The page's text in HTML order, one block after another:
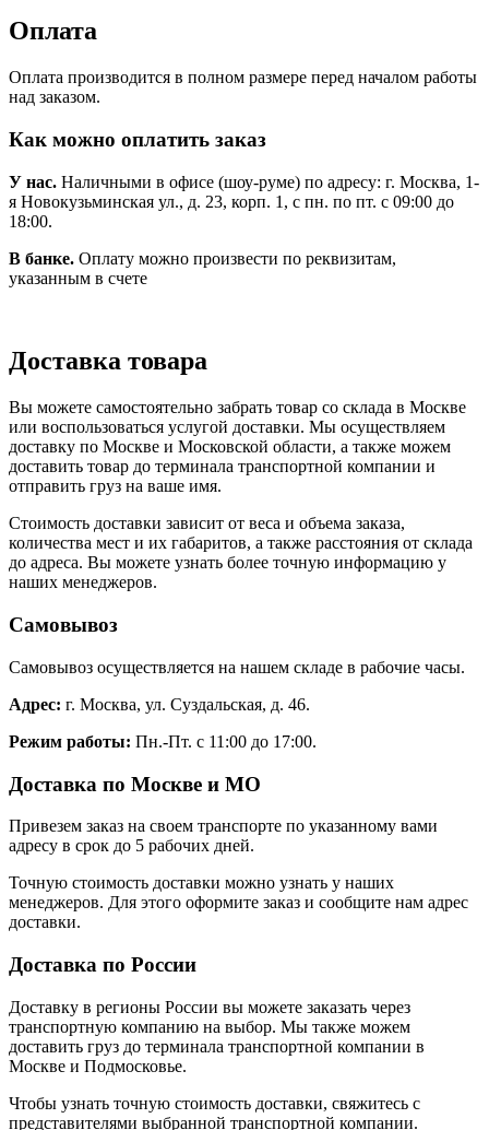
Оплата
Оплата производится в полном размере перед началом работы
над заказом.
Как можно оплатить заказ
У нас. Наличными в офисе (шоу-руме) по адресу: г. Москва, 1-
я Новокузьминская ул., д. 23, корп. 1, с пн. по пт. с 09:00 до
18:00.
В банке. Оплату можно произвести по реквизитам,
указанным в счете
Доставка товара
Вы можете самостоятельно забрать товар со склада в Москве
или воспользоваться услугой доставки. Мы осуществляем
доставку по Москве и Московской области, а также можем
доставить товар до терминала транспортной компании и
отправить груз на ваше имя.
Стоимость доставки зависит от веса и объема заказа,
количества мест и их габаритов, а также расстояния от склада
до адреса. Вы можете узнать более точную информацию у
наших менеджеров.
Самовывоз
Самовывоз осуществляется на нашем складе в рабочие часы.
Адрес: г. Москва, ул. Суздальская, д. 46.
Режим работы: Пн.-Пт. с 11:00 до 17:00.
Доставка по Москве и МО
Привезем заказ на своем транспорте по указанному вами
адресу в срок до 5 рабочих дней.
Точную стоимость доставки можно узнать у наших
менеджеров. Для этого оформите заказ и сообщите нам адрес
доставки.
Доставка по России
Доставку в регионы России вы можете заказать через
транспортную компанию на выбор. Мы также можем
доставить груз до терминала транспортной компании в
Москве и Подмосковье.
Чтобы узнать точную стоимость доставки, свяжитесь с
представителями выбранной транспортной компании.